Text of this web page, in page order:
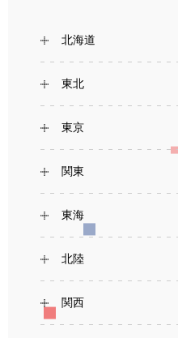
北海道
東北
東京
関東
東海
北陸
関西